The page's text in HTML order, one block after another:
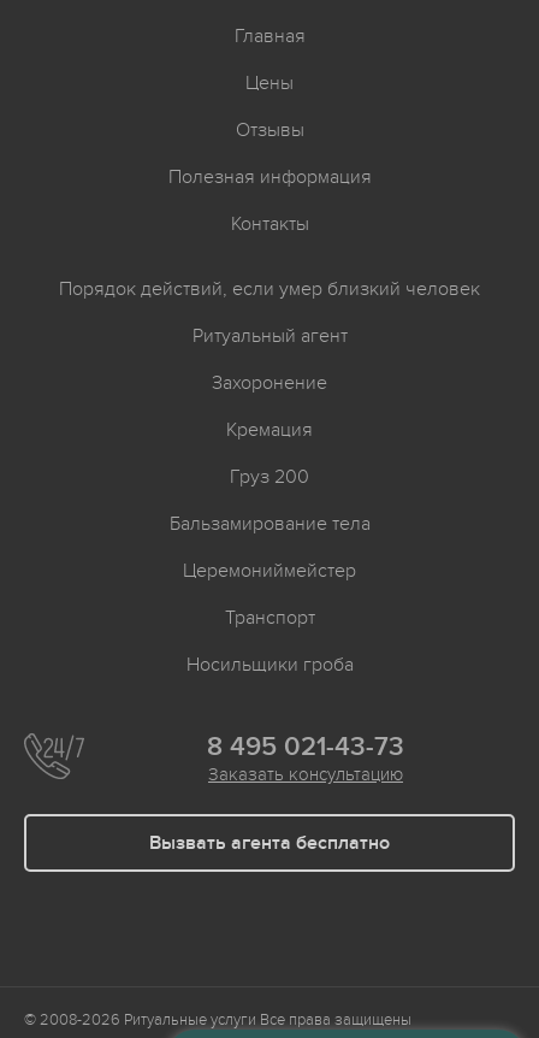
Главная
Цены
Отзывы
Полезная информация
Контакты
Порядок действий, если умер близкий человек
Ритуальный агент
Захоронение
Кремация
Груз 200
Бальзамирование тела
Церемониймейстер
Транспорт
Носильщики гроба
8 495 021-43-73
Заказать консультацию
Вызвать агента бесплатно
© 2008-2026 Ритуальные услуги Все права защищены